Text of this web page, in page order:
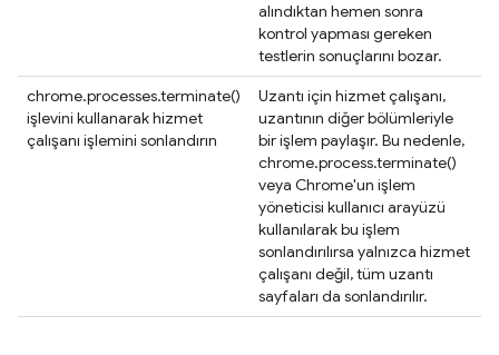
alındıktan hemen sonra
kontrol yapması gereken
testlerin sonuçlarını bozar.
chrome.processes.terminate()
işlevini kullanarak hizmet
çalışanı işlemini sonlandırın
Uzantı için hizmet çalışanı,
uzantının diğer bölümleriyle
bir işlem paylaşır. Bu nedenle,
chrome.process.terminate()
veya Chrome'un işlem
yöneticisi kullanıcı arayüzü
kullanılarak bu işlem
sonlandırılırsa yalnızca hizmet
çalışanı değil, tüm uzantı
sayfaları da sonlandırılır.